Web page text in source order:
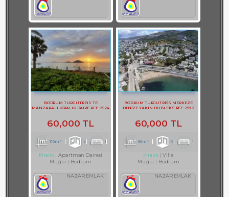
BODRUM TURGUTREIS TE
MANZARALI KİRALIK DAIRE REF-2524
60,000 TL
110m² 2 1
Kiralık
Apartman Dairesi
Muğla
Bodrum
NAZAR EMLAK
BODRUM TURGUTREİS MERKEZE
DENİZE YAKIN DUBLEKS REF-2972
60,000 TL
90m² 3 1
Kiralık
Villa
Muğla
Bodrum
NAZAR EMLAK